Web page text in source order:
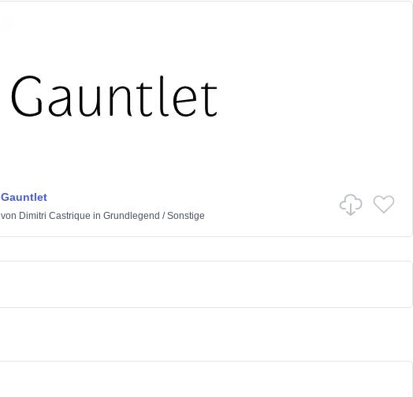
Gauntlet
von Dimitri Castrique in Grundlegend /Sonstige